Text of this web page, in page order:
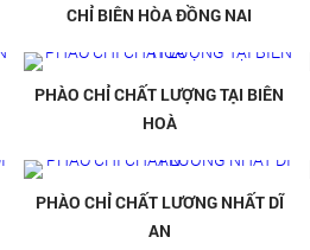
CHỈ BIÊN HÒA ĐỒNG NAI
PHÀO CHỈ CHẤT LƯỢNG TẠI BIÊN
HOÀ
PHÀO CHỈ CHẤT LƯƠNG NHẤT DĨ
AN